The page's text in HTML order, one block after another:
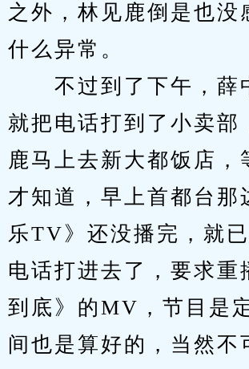
之外，林见鹿倒是也没
什么异常。
不过到了下午，薛
就把电话打到了小卖部
鹿马上去新大都饭店，
才知道，早上首都台那
乐TV》还没播完，就
电话打进去了，要求重
到底》的MV，节目是
间也是算好的，当然不